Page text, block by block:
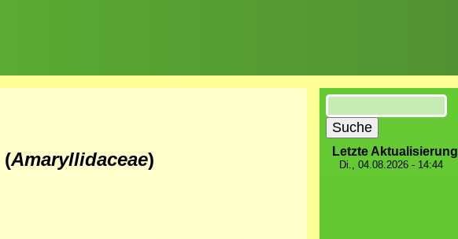
(Amaryllidaceae)
Suche
Letzte Aktualisierung
Di., 04.08.2026 - 14:44